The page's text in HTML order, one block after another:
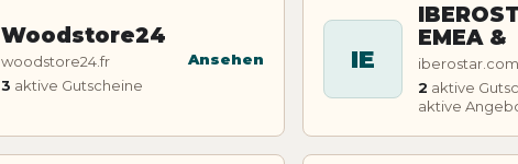
Woodstore24
woodstore24.fr
3 aktive Gutscheine
Ansehen IE
EMEA &
iberostar.com
2 aktive
aktive